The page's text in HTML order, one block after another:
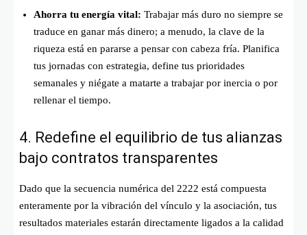
Ahorra tu energía vital: Trabajar más duro no siempre se
traduce en ganar más dinero; a menudo, la clave de la
riqueza está en pararse a pensar con cabeza fría. Planifica
tus jornadas con estrategia, define tus prioridades
semanales y niégate a matarte a trabajar por inercia o por
rellenar el tiempo.
4. Redefine el equilibrio de tus alianzas
bajo contratos transparentes
Dado que la secuencia numérica del 2222 está compuesta
enteramente por la vibración del vínculo y la asociación, tus
resultados materiales estarán directamente ligados a la calidad